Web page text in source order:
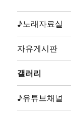
29. 단결투쟁
31. 동지(글곡
2006)
32. 동지가있
33. 동지의발
♪노래자료실
자유게시판
갤러리
♪유튜브채널